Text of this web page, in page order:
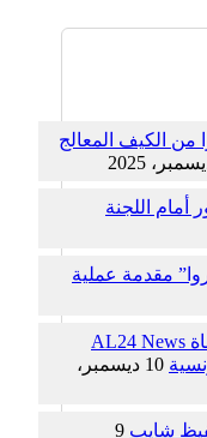
إدخال أزيد من 26 قنطارا من الكيف المعالج
اللجنة
مقدمة عملية
توقيف الصحفي الجزائري مهدي غزار بقناة AL24 News
10 ديسمبر،
شايب 9